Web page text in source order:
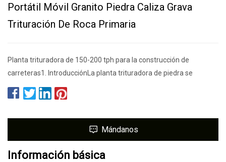
Portátil Móvil Granito Piedra Caliza Grava
Trituración De Roca Primaria
Planta trituradora de 150-200 tph para la construcción de
carreteras1. IntroducciónLa planta trituradora de piedra se
Mándanos
Información básica